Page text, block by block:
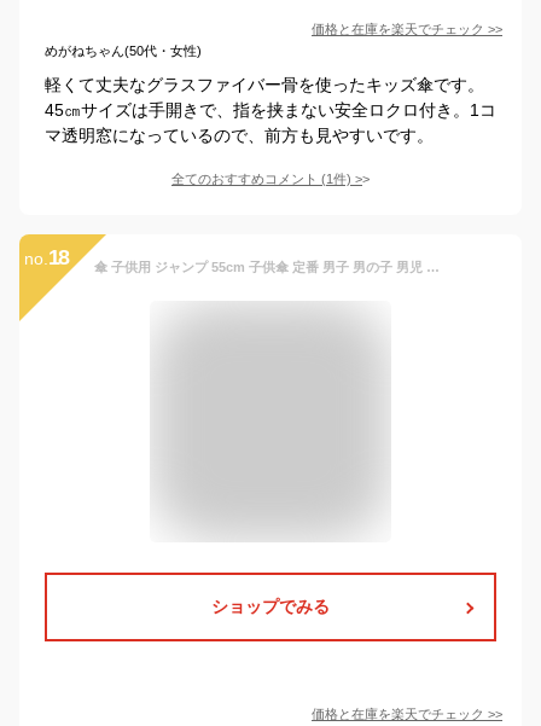
価格と在庫を楽天でチェック >>
めがねちゃん(50代・女性)
軽くて丈夫なグラスファイバー骨を使ったキッズ傘です。
45㎝サイズは手開きで、指を挟まない安全ロクロ付き。1コ
マ透明窓になっているので、前方も見やすいです。
全てのおすすめコメント (1件) >
no. 18 傘 子供用 ジャンプ 55cm 子供傘 定番 男子 男の子 男児 ジャンプ傘 キッズ 傘 子ども用 1コマ 透明窓付き 丈夫 折れにくい グライファイバー骨 通園 通学 幼稚園 保育園 小学校 小学生 学童 児童 バイク サッカー スペースアドベンチャー 宇宙 ロケット かわいい かっこいい
ショップでみる
価格と在庫を楽天でチェック >>